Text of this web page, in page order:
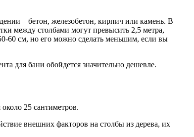
– бетон, железобетон, кирпич или камень. В
между столбами могут превысить 2,5 метра,
60 см, но его можно сделать меньшим, если вы
для бани обойдется значительно дешевле.
25 сантиметров.
внешних факторов на столбы из дерева, их